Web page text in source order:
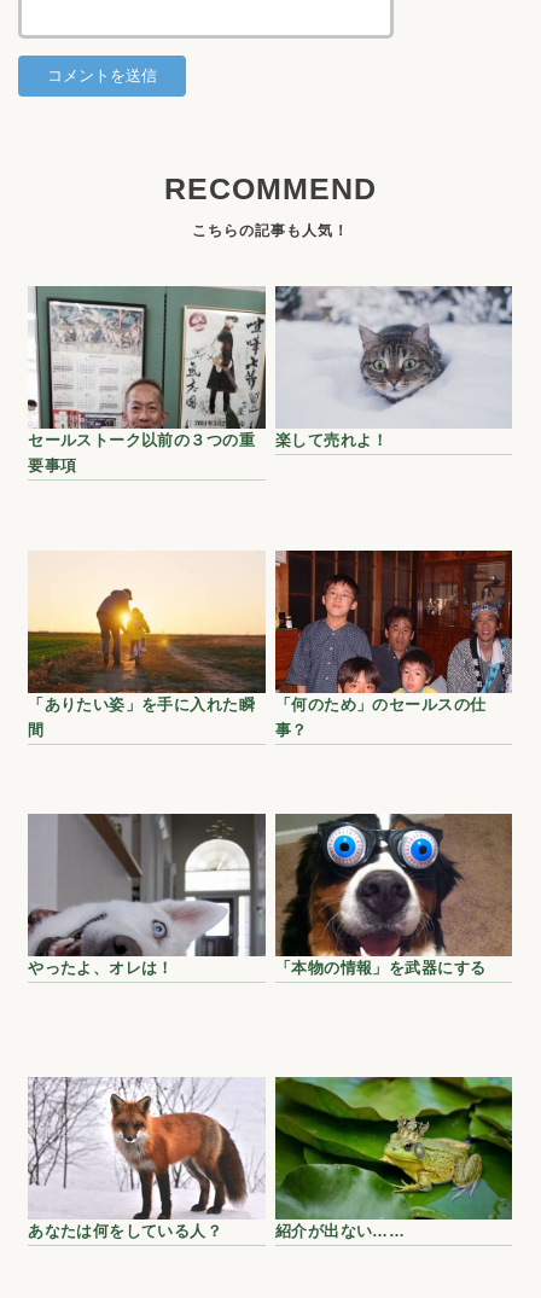
RECOMMEND
セールストーク以前の３つの重
要事項
楽して売れよ！
「ありたい姿」を手に入れた瞬
間
「何のため」のセールスの仕
事？
やったよ、オレは！ 「本物の情報」を武器にする
あなたは何をしている人？ 紹介が出ない……